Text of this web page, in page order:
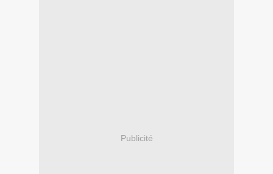
Publicité